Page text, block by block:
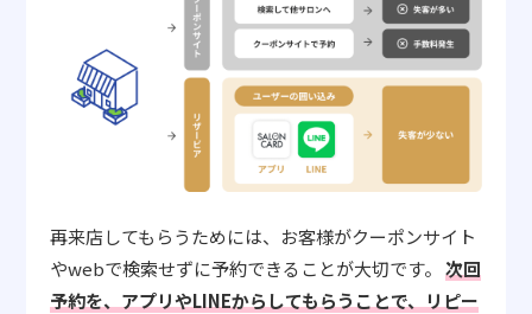
再来店してもらうためには、お客様がクーポンサイト
やwebで検索せずに予約できることが大切です。 次回
予約を、アプリやLINEからしてもらうことで、リピー